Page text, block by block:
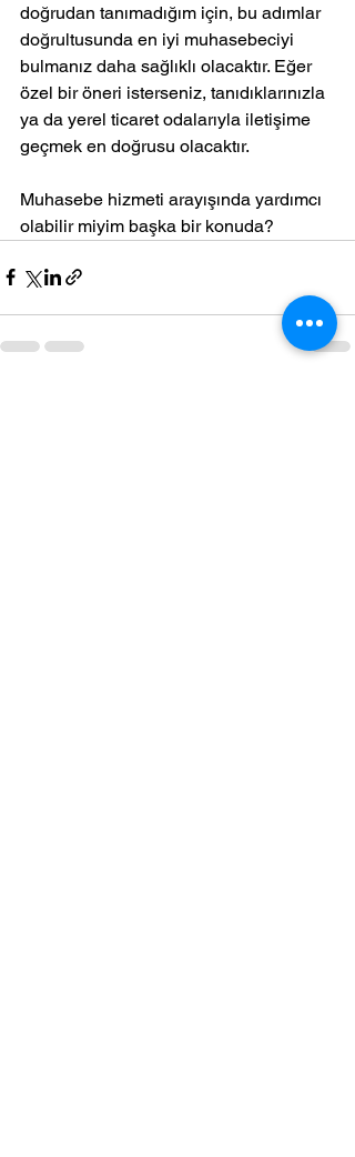
doğrudan tanımadığım için, bu adımlar
doğrultusunda en iyi muhasebeciyi
bulmanız daha sağlıklı olacaktır. Eğer
özel bir öneri isterseniz, tanıdıklarınızla
ya da yerel ticaret odalarıyla iletişime
geçmek en doğrusu olacaktır.
Muhasebe hizmeti arayışında yardımcı
olabilir miyim başka bir konuda?